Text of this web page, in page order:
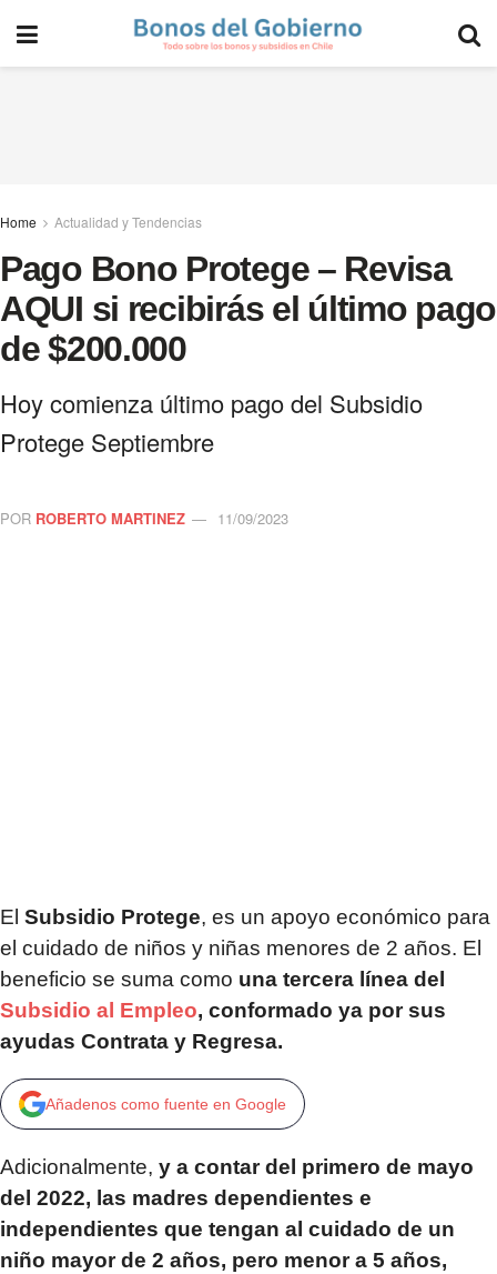
Home Actualidad y Tendencias
Pago Bono Protege – Revisa
AQUI si recibirás el último pago
de $200.000
Hoy comienza último pago del Subsidio
Protege Septiembre
POR ROBERTO MARTINEZ 11/09/2023
El Subsidio Protege, es un apoyo económico para
el cuidado de niños y niñas menores de 2 años. El
beneficio se suma como una tercera línea del
Subsidio al Empleo, conformado ya por sus
ayudas Contrata y Regresa.
Añadenos como fuente en Google
Adicionalmente, y a contar del primero de mayo
del 2022, las madres dependientes e
independientes que tengan al cuidado de un
niño mayor de 2 años, pero menor a 5 años,